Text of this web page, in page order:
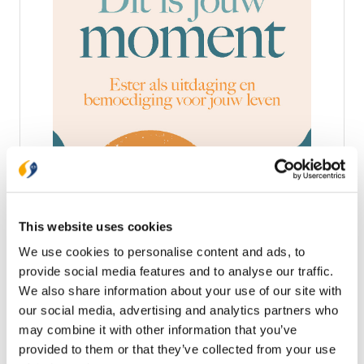
This website uses cookies
We use cookies to personalise content and ads, to
provide social media features and to analyse our traffic.
We also share information about your use of our site with
our social media, advertising and analytics partners who
may combine it with other information that you’ve
provided to them or that they’ve collected from your use
Ark Media
situatie die uitzichtloos lijkt? Laat het verhaal van
Koningin Ester verborg haar Joodse identiteit. Voor
iedereen was ze puur Perzisch. Maar toen nam de
koning een besluit dat Esters volk zou vernietigen.
Ze moest moeilijke keuzes maken. Zou ze zwijgen of
zou ze spreken? Zou ze naar de koning gaan of
niet? Ester had kunnen weigeren. Ze had versteend
van angst kunnen blijven staan. Maar ze sprak. Ze
€ 14,99
Op voorraad